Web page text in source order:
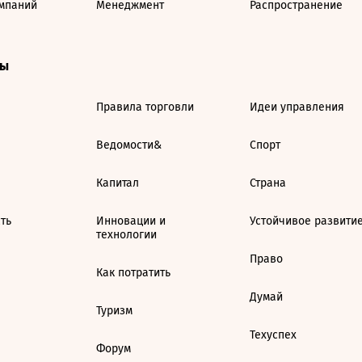
Менеджмент Распространение
Правила торговли
Ведомости&
Капитал
Инновации и
технологии
Как потратить
Туризм
Форум
Идеи управления
Спорт
Страна
Устойчивое
Право
Думай
Техуспех